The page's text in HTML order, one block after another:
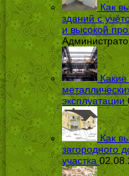
Как
зданий с
и высокой
эксплуатации
Как
загородного
участка